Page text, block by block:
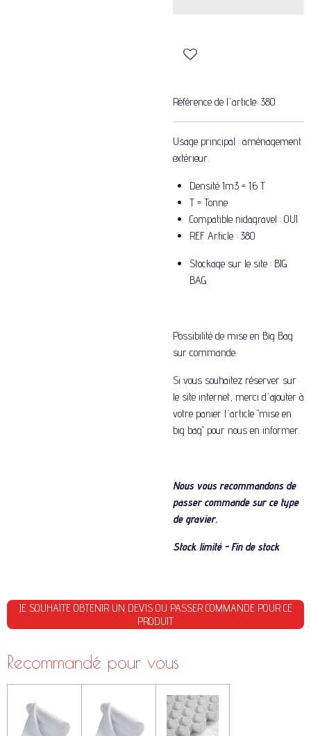
Référence de l'article: 380
Usage principal : aménagement
extérieur.
Densité 1m3 = 1.6 T
T = Tonne
Compatible nidagravel : OUI
REF Article : 380
Stockage sur le site : BIG
BAG
Possibilité de mise en Big Bag
sur commande.
Si vous souhaitez réserver sur
le site internet, merci d'ajouter à
votre panier l'article "mise en
big bag" pour nous en informer.
Nous vous recommandons de
passer commande sur ce type
de gravier.
Stock limité - Fin de stock
JE SOUHAITE OBTENIR UN DEVIS OU PASSER COMMANDE POUR CE
PRODUIT
Recommandé pour vous